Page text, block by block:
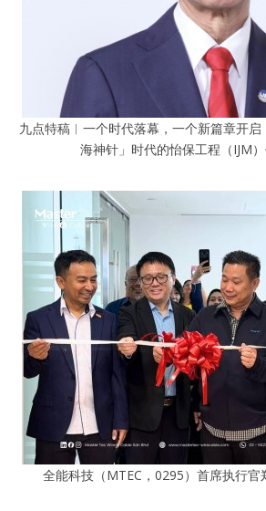
九点特稿︱一个时代落幕，一个新篇章开
海神针」时代的怡保工程（IJM
全能科技（MTEC，0295）首席执行官